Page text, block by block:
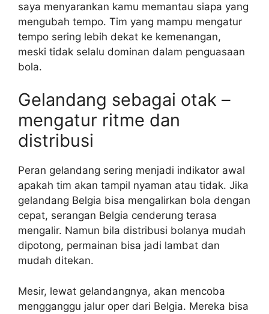
saya menyarankan kamu memantau siapa yang
mengubah tempo. Tim yang mampu mengatur
tempo sering lebih dekat ke kemenangan,
meski tidak selalu dominan dalam penguasaan
bola.
Gelandang sebagai otak –
mengatur ritme dan
distribusi
Peran gelandang sering menjadi indikator awal
apakah tim akan tampil nyaman atau tidak. Jika
gelandang Belgia bisa mengalirkan bola dengan
cepat, serangan Belgia cenderung terasa
mengalir. Namun bila distribusi bolanya mudah
dipotong, permainan bisa jadi lambat dan
mudah ditekan.
Mesir, lewat gelandangnya, akan mencoba
mengganggu jalur oper dari Belgia. Mereka bisa